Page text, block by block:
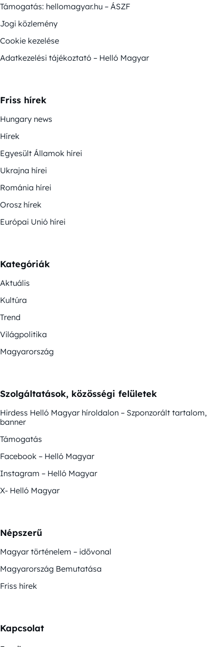
Támogatás: hellomagyar.hu – ÁSZF
Jogi közlemény
Cookie kezelése
Adatkezelési tájékoztató – Helló Magyar
Friss hírek
Hungary news
Hírek
Egyesült Államok hírei
Ukrajna hírei
Románia hírei
Orosz hírek
Európai Unió hírei
Kategóriák
Aktuális
Kultúra
Trend
Világpolitika
Magyarország
Szolgáltatások, közösségi felületek
Hirdess Helló Magyar híroldalon – Szponzorált tartalom,
banner
Támogatás
Facebook – Helló Magyar
Instagram – Helló Magyar
X- Helló Magyar
Népszerű
Magyar történelem – idővonal
Magyarország Bemutatása
Friss hírek
Kapcsolat